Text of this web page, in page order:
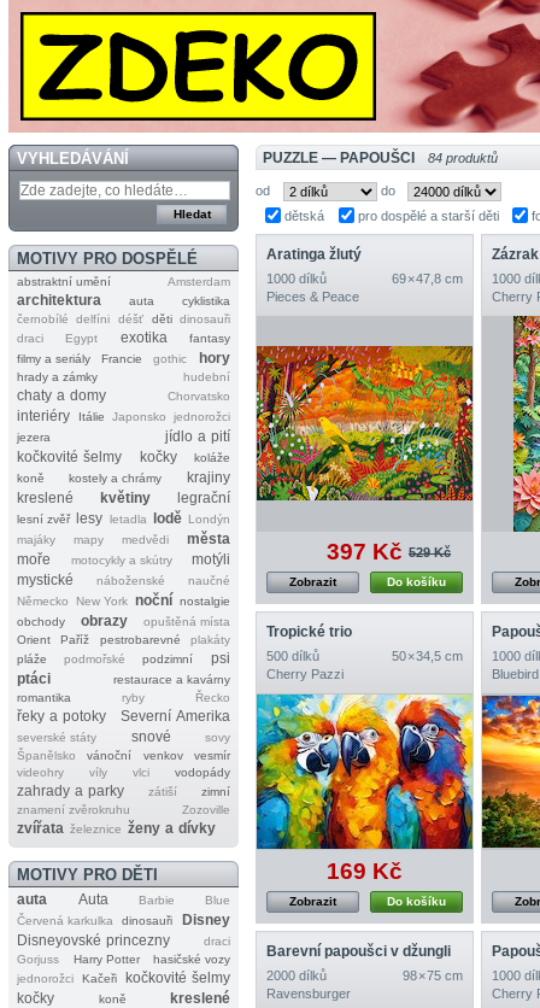
VYHLEDÁVÁNÍ
MOTIVY PRO DOSPĚLÉ
abstraktní umění Amsterdam
architektura auta
cyklistika
černobílé
delfíni déšť děti dinosauři
draci
Egypt exotika
fantasy
filmy a seriály
Francie gothic hory
hrady a zámky hudební
chaty a domy Chorvatsko
interiéry Itálie Japonsko
jednorožci
jezera
jídlo a pití
kočkovité šelmy
kočky
koláže
koně
kostely a chrámy
krajiny
kreslené
květiny legrační
lesní zvěř lesy letadla lodě Londýn
majáky
mapy medvědi
města
moře
motocykly a skútry
motýli
mystické
náboženské
naučné
Německo
New York noční nostalgie
obchody
obrazy
opuštěná místa
Orient
Paříž pestrobarevné
plakáty
pláže
podmořské podzimní
psi
ptáci
restaurace a kavárny
romantika
ryby Řecko
řeky a potoky Severní Amerika
severské státy snové
sovy
Španělsko
vánoční venkov
vesmír
videohry
víly vlci vodopády
zahrady a parky zátiší
zimní
znamení zvěrokruhu
Zozoville
zvířata železnice ženy a dívky
MOTIVY PRO DĚTI
auta Auta Barbie
Blue
Červená karkulka
dinosauři
Disney
Disneyovské princezny
draci
Gorjuss
Harry Potter
hasičské vozy
jednorožci
Kačeři
kočkovité šelmy
kočky
koně kreslené
PUZZLE — PAPOUŠCI 84 produktů
od
do
dětská
pro dospělé a starší děti
Aratinga žlutý
1000 dílků
69 × 47,8 cm
Pieces & Peace
397 Kč 529 Kč
Do košíku
Zobrazit
1000
Cherry
Tropické trio
500 dílků
50 × 34,5 cm
Cherry Pazzi
169 Kč
Do košíku
Zobrazit
1000
Barevní papoušci v džungli
2000 dílků
98 × 75 cm
Ravensburger
1000
Cherry